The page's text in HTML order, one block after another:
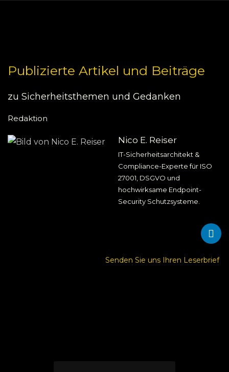
Publizierte Artikel und Beiträge
zu Sicherheitsthemen und Gedanken
Redaktion
Nico E. Reiser
IT-Sicherheitsarchitekt &
Compliance-Experte für ISO
27001, DSGVO und
hochwirksame Endpoint-
Security Schutzsysteme.
Senden Sie uns Ihren Leserbrief